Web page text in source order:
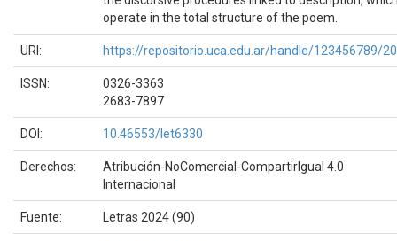
operate in the total structure of the poem.
URI: https://repositorio.uca.edu.ar/handle/123456789/
ISSN:
0326-3363
2683-7897
DOI: 10.46553/let6330
Derechos:
Atribución-NoComercial-CompartirIgual 4.0
Internacional
Fuente: Letras 2024 (90)